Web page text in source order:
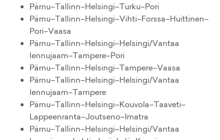
Pärnu–Tallinn–Helsingi–Turku–Pori
Pärnu–Tallinn–Helsingi–Vihti–Forssa–Huittinen–
Pori–Vaasa
Pärnu–Tallinn–Helsingi–Helsingi/Vantaa
lennujaam–Tampere–Pori
Pärnu–Tallinn–Helsingi–Tampere–Vaasa
Pärnu–Tallinn–Helsingi–Helsingi/Vantaa
lennujaam–Tampere
Pärnu–Tallinn–Helsingi–Kouvola–Taaveti–
Lappeenranta–Joutseno–Imatra
Pärnu–Tallinn–Helsingi–Helsingi/Vantaa